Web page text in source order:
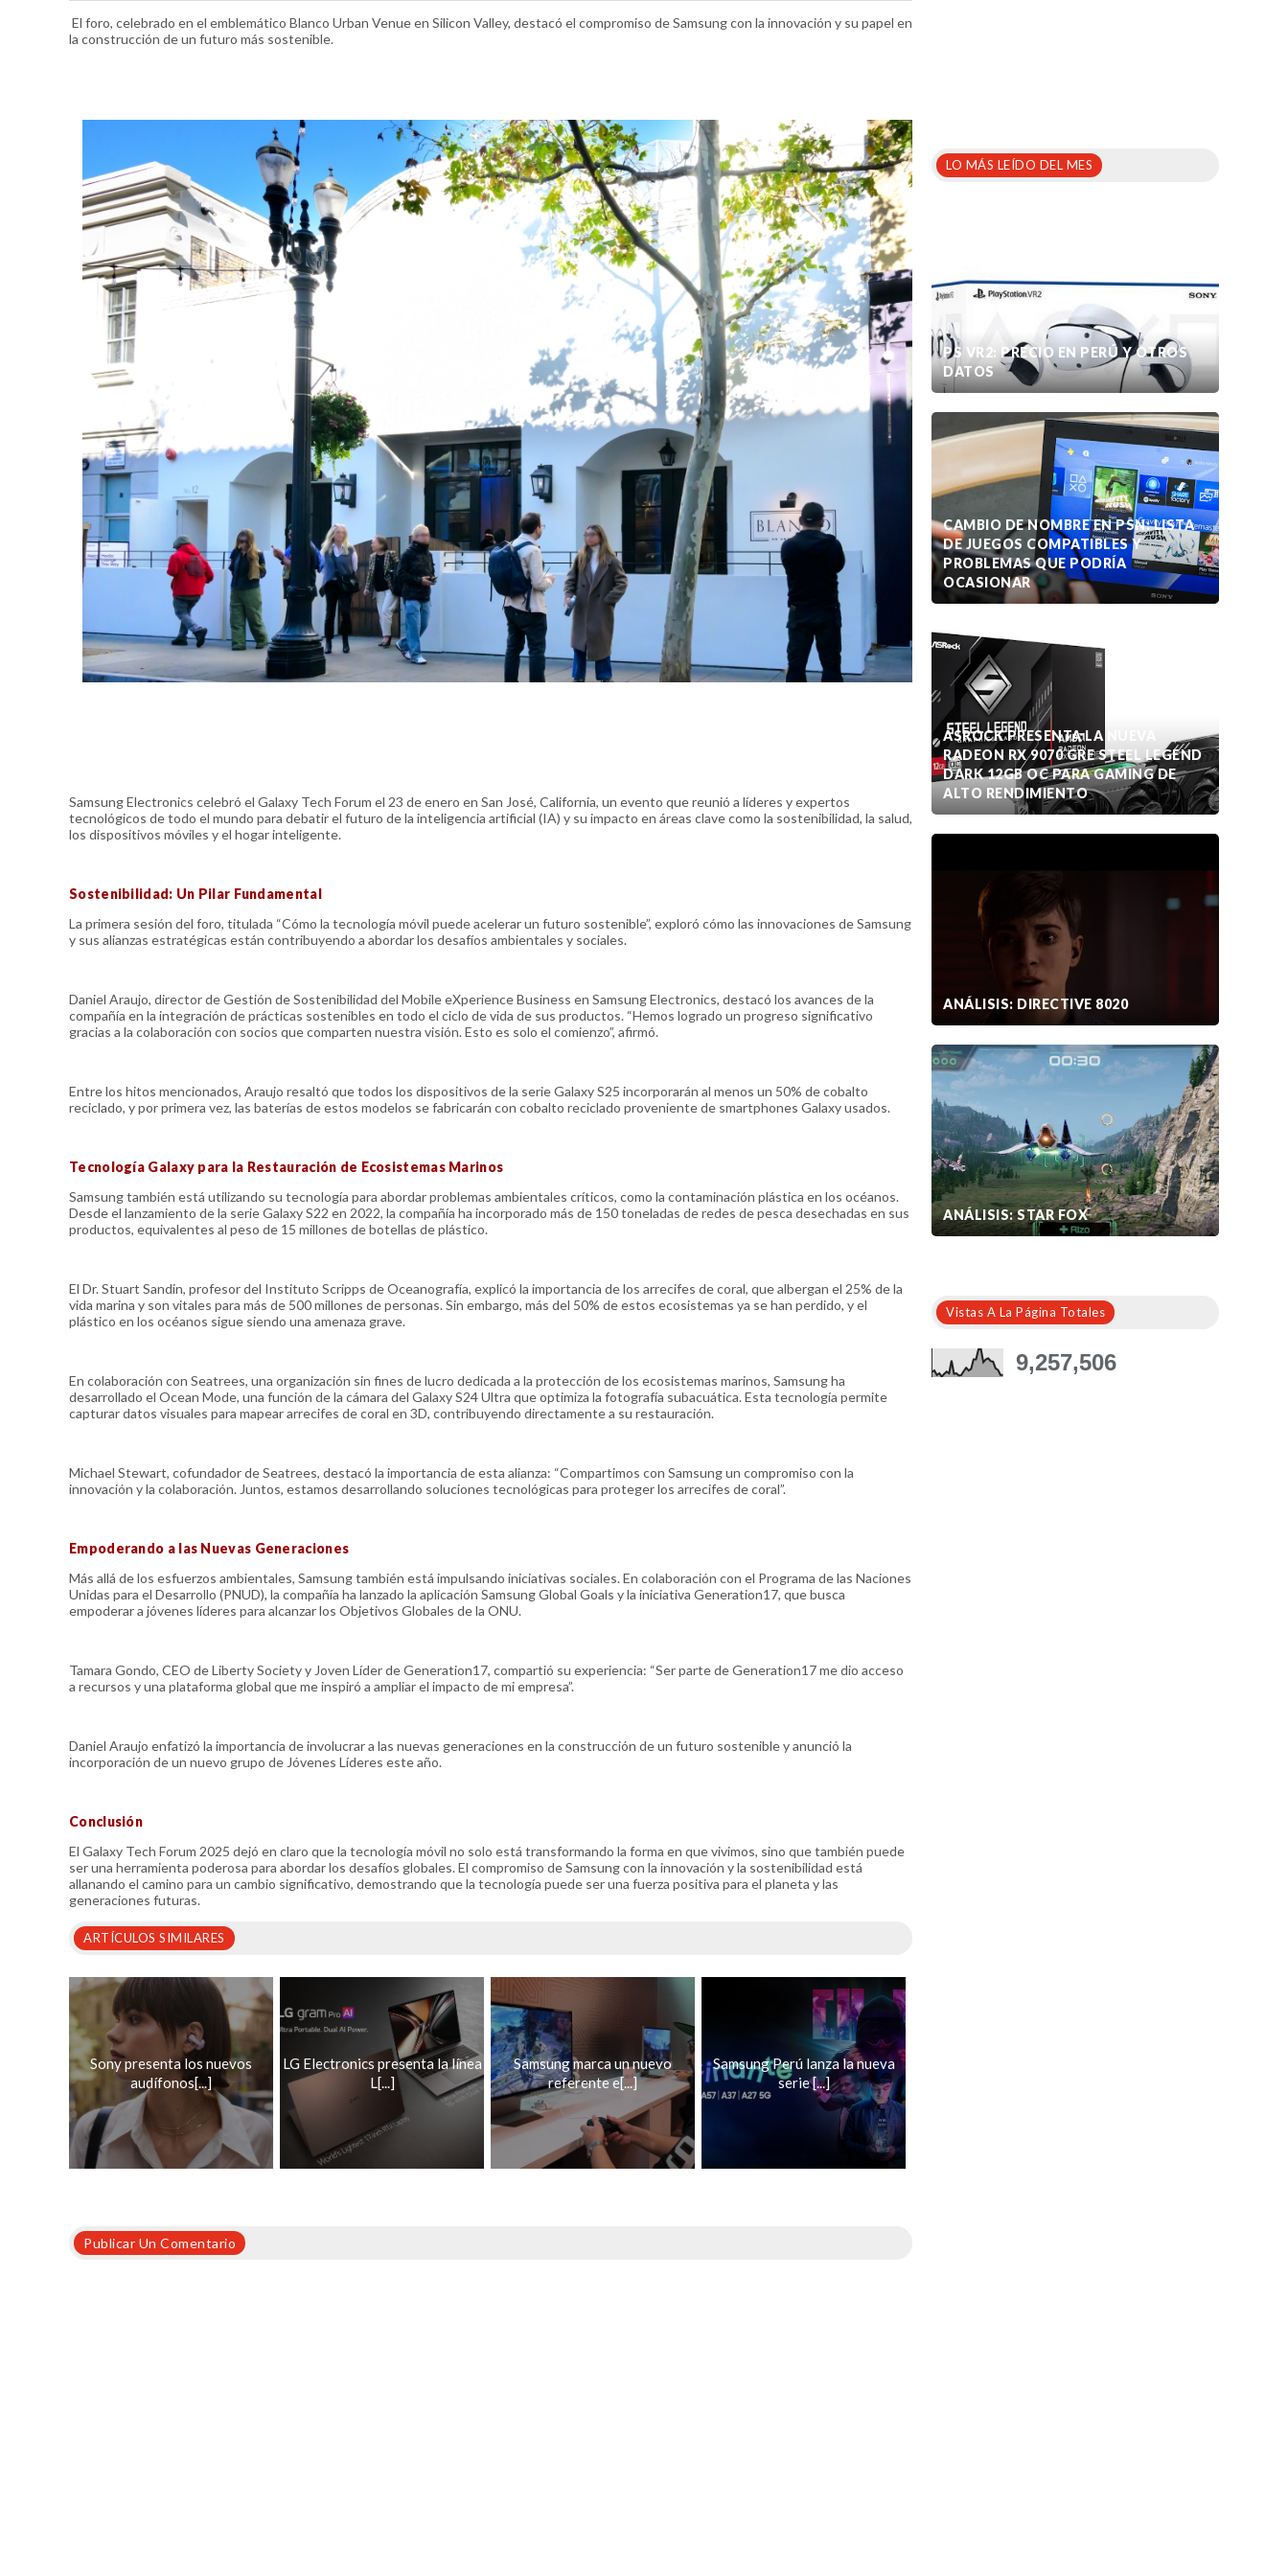
El foro, celebrado en el emblemático Blanco Urban Venue en Silicon Valley, destacó el compromiso de Samsung con la innovación y su papel en
la construcción de un futuro más sostenible.
Samsung Electronics celebró el Galaxy Tech Forum el 23 de enero en San José, California, un evento que reunió a líderes y expertos
tecnológicos de todo el mundo para debatir el futuro de la inteligencia artificial (IA) y su impacto en áreas clave como la sostenibilidad, la salud,
los dispositivos móviles y el hogar inteligente.
Sostenibilidad: Un Pilar Fundamental
La primera sesión del foro, titulada “Cómo la tecnología móvil puede acelerar un futuro sostenible”, exploró cómo las innovaciones de Samsung
y sus alianzas estratégicas están contribuyendo a abordar los desafíos ambientales y sociales.
Daniel Araujo, director de Gestión de Sostenibilidad del Mobile eXperience Business en Samsung Electronics, destacó los avances de la
compañía en la integración de prácticas sostenibles en todo el ciclo de vida de sus productos. “Hemos logrado un progreso significativo
gracias a la colaboración con socios que comparten nuestra visión. Esto es solo el comienzo”, afirmó.
Entre los hitos mencionados, Araujo resaltó que todos los dispositivos de la serie Galaxy S25 incorporarán al menos un 50% de cobalto
reciclado, y por primera vez, las baterías de estos modelos se fabricarán con cobalto reciclado proveniente de smartphones Galaxy usados.
Tecnología Galaxy para la Restauración de Ecosistemas Marinos
Samsung también está utilizando su tecnología para abordar problemas ambientales críticos, como la contaminación plástica en los océanos.
Desde el lanzamiento de la serie Galaxy S22 en 2022, la compañía ha incorporado más de 150 toneladas de redes de pesca desechadas en sus
productos, equivalentes al peso de 15 millones de botellas de plástico.
El Dr. Stuart Sandin, profesor del Instituto Scripps de Oceanografía, explicó la importancia de los arrecifes de coral, que albergan el 25% de la
vida marina y son vitales para más de 500 millones de personas. Sin embargo, más del 50% de estos ecosistemas ya se han perdido, y el
plástico en los océanos sigue siendo una amenaza grave.
En colaboración con Seatrees, una organización sin fines de lucro dedicada a la protección de los ecosistemas marinos, Samsung ha
desarrollado el Ocean Mode, una función de la cámara del Galaxy S24 Ultra que optimiza la fotografía subacuática. Esta tecnología permite
capturar datos visuales para mapear arrecifes de coral en 3D, contribuyendo directamente a su restauración.
Michael Stewart, cofundador de Seatrees, destacó la importancia de esta alianza: “Compartimos con Samsung un compromiso con la
innovación y la colaboración. Juntos, estamos desarrollando soluciones tecnológicas para proteger los arrecifes de coral”.
Empoderando a las Nuevas Generaciones
Más allá de los esfuerzos ambientales, Samsung también está impulsando iniciativas sociales. En colaboración con el Programa de las Naciones
Unidas para el Desarrollo (PNUD), la compañía ha lanzado la aplicación Samsung Global Goals y la iniciativa Generation17, que busca
empoderar a jóvenes líderes para alcanzar los Objetivos Globales de la ONU.
Tamara Gondo, CEO de Liberty Society y Joven Líder de Generation17, compartió su experiencia: “Ser parte de Generation17 me dio acceso
a recursos y una plataforma global que me inspiró a ampliar el impacto de mi empresa”.
Daniel Araujo enfatizó la importancia de involucrar a las nuevas generaciones en la construcción de un futuro sostenible y anunció la
incorporación de un nuevo grupo de Jóvenes Líderes este año.
Conclusión
El Galaxy Tech Forum 2025 dejó en claro que la tecnología móvil no solo está transformando la forma en que vivimos, sino que también puede
ser una herramienta poderosa para abordar los desafíos globales. El compromiso de Samsung con la innovación y la sostenibilidad está
allanando el camino para un cambio significativo, demostrando que la tecnología puede ser una fuerza positiva para el planeta y las
generaciones futuras.
ARTÍCULOS SIMILARES
Sony presenta los nuevos
audífonos[...]
LG Electronics presenta la línea
L[...]
Samsung marca un nuevo
referente e[...]
Samsung Perú lanza la nueva
serie [...]
Publicar Un Comentario
LO MÁS LEÍDO DEL MES
PS VR2: PRECIO EN PERÚ Y OTROS
DATOS
CAMBIO DE NOMBRE EN PSN: LISTA
DE JUEGOS COMPATIBLES Y
PROBLEMAS QUE PODRÍA
OCASIONAR
ASROCK PRESENTA LA NUEVA
RADEON RX 9070 GRE STEEL LEGEND
DARK 12GB OC PARA GAMING DE
ALTO RENDIMIENTO
ANÁLISIS: DIRECTIVE 8020
ANÁLISIS: STAR FOX
Vistas A La Página Totales
9,257,506